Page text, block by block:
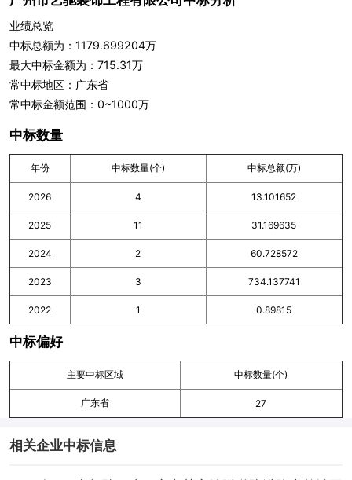
业绩总览
中标总额为：1179.699204万
最大中标金额为：715.31万
常中标地区：广东省
常中标金额范围：0~1000万
中标数量
年份 中标数量(个) 中标总额(万)
2026 4 13.101652
2025 11 31.169635
2024 2 60.728572
2023 3 734.137741
2022 1 0.89815
中标偏好
主要中标区域 中标数量(个)
广东省 27
相关企业中标信息